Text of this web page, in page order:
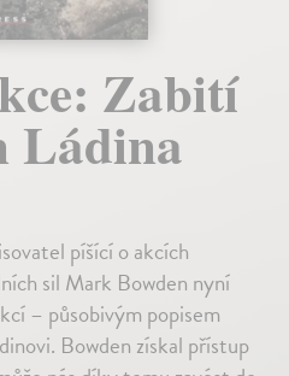
Zabití
Ládina
píšící o akcích
sil Mark Bowden nyní
– působivým popisem
Bowden získal přístup